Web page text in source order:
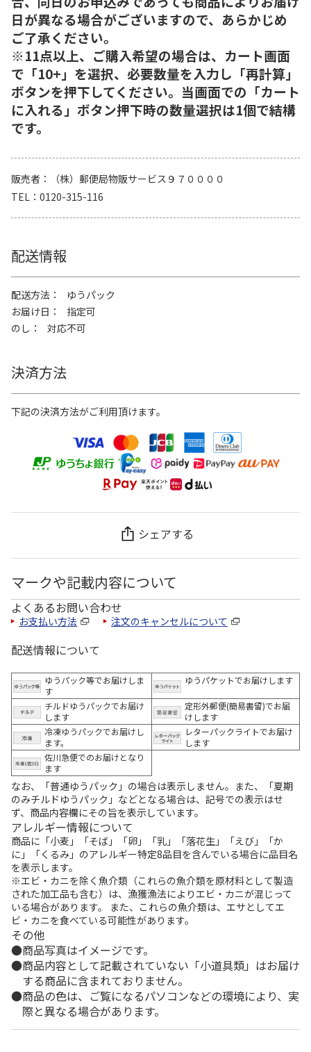
日が異なる場合がございますので、あらかじめ
ご了承ください。
※11点以上、ご購入希望の場合は、カート画面
で「10+」を選択、必要数量を入力し「再計算」
ボタンを押下してください。当画面での「カート
に入れる」ボタン押下時の数量選択は1個で結構
です。
販売者
（株）郵便局物販サービス９７００００
TEL
0120-315-116
配送情報
配送方法
ゆうパック
お届け日
指定可
のし
対応不可
決済方法
下記の決済方法がご利用頂けます。
シェアする
マークや記載内容について
よくあるお問い合わせ
お支払い方法 注文のキャンセルについて
配送情報について
ゆうパック等でお届けしま
す
ゆうパケットでお届けします
チルドゆうパックでお届け
します
定形外郵便(簡易書留)でお届
けします
冷凍ゆうパックでお届けし
ます。
レターパックライトでお届け
します
佐川急便でのお届けとなり
ます
なお、「普通ゆうパック」の場合は表示しません。また、「夏期
のみチルドゆうパック」などとなる場合は、記号での表示はせ
ず、商品内容欄にその旨を表示しています。
アレルギー情報について
商品に「小麦」「そば」「卵」「乳」「落花生」「えび」「か
に」「くるみ」のアレルギー特定8品目を含んでいる場合に品目名
を表示します。
※エビ・カニを除く魚介類（これらの魚介類を原材料として製造
された加工品も含む）は、漁獲漁法によりエビ・カニが混じって
いる場合があります。 また、これらの魚介類は、エサとしてエ
ビ・カニを食べている可能性があります。
その他
商品写真はイメージです。
商品内容として記載されていない「小道具類」はお届け
する商品に含まれておりません。
商品の色は、ご覧になるパソコンなどの環境により、実
際と異なる場合があります。